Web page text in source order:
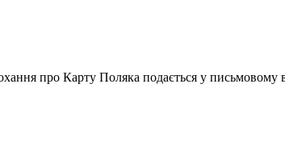
про Карту Поляка подається у письмовому